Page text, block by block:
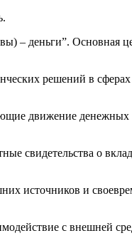
– деньги”. Основная
решений в
движение денежных
свидетельства о
источников и
с внешней